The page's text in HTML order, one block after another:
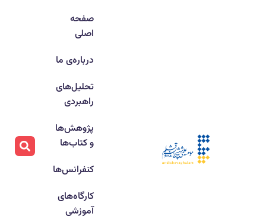
صفحه
اصلی
درباره‌ی ما
تحلیل‌های
راهبردی
پژوهش‌ها
و کتاب‌ها
کنفرانس‌ها
کارگاه‌های
آموزشی